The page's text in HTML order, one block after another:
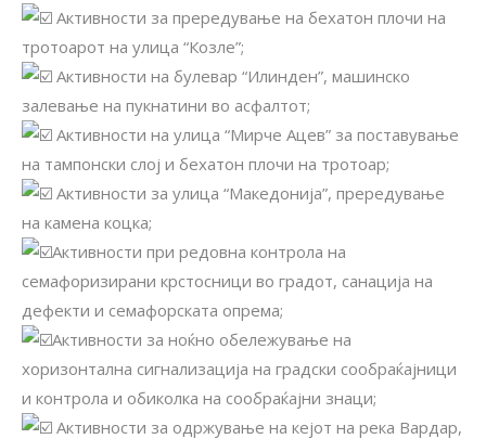
Активности за прередување на бехатон плочи на
тротоарот на улица “Козле”;
Активности на булевар “Илинден”, машинско
залевање на пукнатини во асфалтот;
Активности на улица “Мирче Ацев” за поставување
на тампонски слој и бехатон плочи на тротоар;
Aктивности за улица “Македонија”, прередување
на камена коцка;
Активности при редовна контрола на
семафоризирани крстосници во градот, санација на
дефекти и семафорската опрема;
Активности за ноќно обележување на
хоризонтална сигнализација на градски сообраќајници
и контрола и обиколка на сообраќајни знаци;
Aктивности за одржување на кејот на река Вардар,